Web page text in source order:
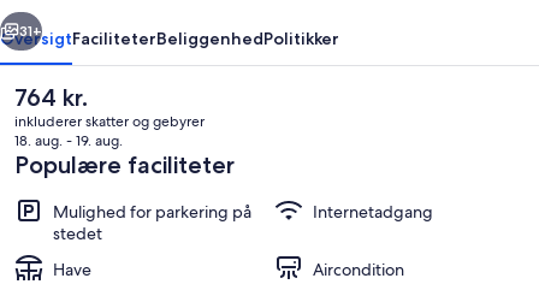
af
Murray,
Wifi
Næste
31+
OversigtFaciliteterBeliggenhedPolitikker
Den
nuværende
pris
er
764 kr.
764 kr.
inkluderer skatter og gebyrer
18. aug. - 19. aug.
Populære faciliteter
Mulighed for parkering på
stedet
Internetadgang
Have
Aircondition